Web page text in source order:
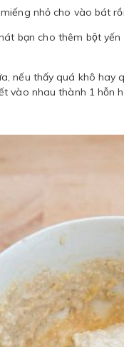
nhỏ cho vào bát
bạn cho thêm bột
nếu thấy quá khô
vào nhau thành 1 hỗn